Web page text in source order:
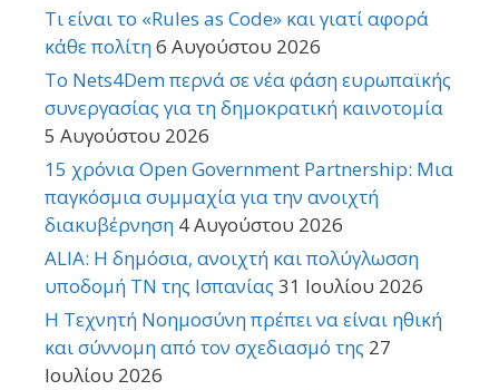
Τι είναι το «Rules as Code» και γιατί αφορά
κάθε πολίτη6 Αυγούστου 2026
Το Nets4Dem περνά σε νέα φάση ευρωπαϊκής
συνεργασίας για τη δημοκρατική καινοτομία
5 Αυγούστου 2026
15 χρόνια Open Government Partnership: Μια
παγκόσμια συμμαχία για την ανοιχτή
διακυβέρνηση 4 Αυγούστου 2026
ALIA: Η δημόσια, ανοιχτή και πολύγλωσση
υποδομή ΤΝ της Ισπανίας 31 Ιουλίου 2026
Η Τεχνητή Νοημοσύνη πρέπει να είναι ηθική
και σύννομη από τον σχεδιασμό της 27
Ιουλίου 2026